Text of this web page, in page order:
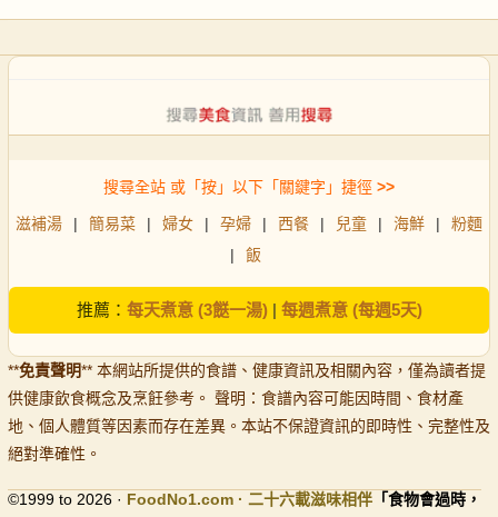
搜尋全站 或「按」以下「關鍵字」捷徑 >>
滋補湯 | 簡易菜 | 婦女 | 孕婦 | 西餐 | 兒童 | 海鮮 |
粉麵
|
飯
推薦： 每天煮意 (3餸一湯)| 每週煮意 (每週5天)
**免責聲明** 本網站所提供的食譜、健康資訊及相關內容，僅為讀者提
供健康飲食概念及烹飪參考。 聲明：食譜內容可能因時間、食材產
地、個人體質等因素而存在差異。本站不保證資訊的即時性、完整性及
絕對準確性。
©1999 to 2026 · FoodNo1.com · 二十六載滋味相伴 「食物會過時，